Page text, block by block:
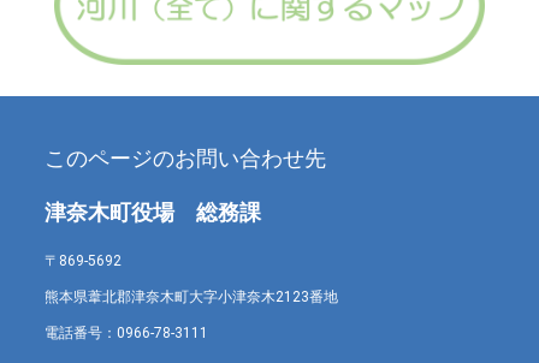
このページのお問い合わせ先
津奈木町役場 総務課
〒869-5692
熊本県葦北郡津奈木町大字小津奈木2123番地
電話番号：0966-78-3111